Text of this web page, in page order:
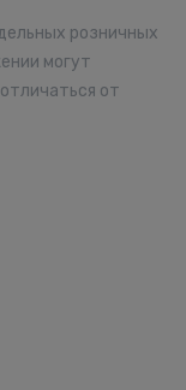
розничных
могут
от